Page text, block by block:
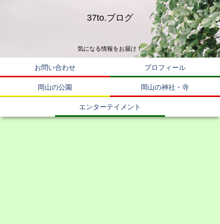
37to.ブログ
気になる情報をお届け！
お問い合わせ プロフィール
岡山の公園 岡山の神社・寺
エンターテイメント